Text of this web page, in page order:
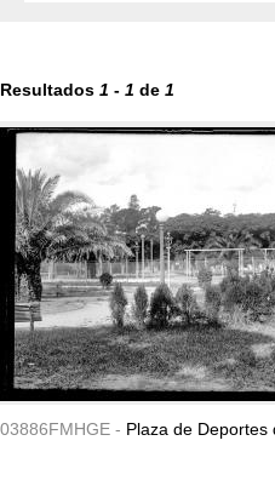
Resultados 1 - 1 de 1
03886FMHGE - Plaza de Deportes